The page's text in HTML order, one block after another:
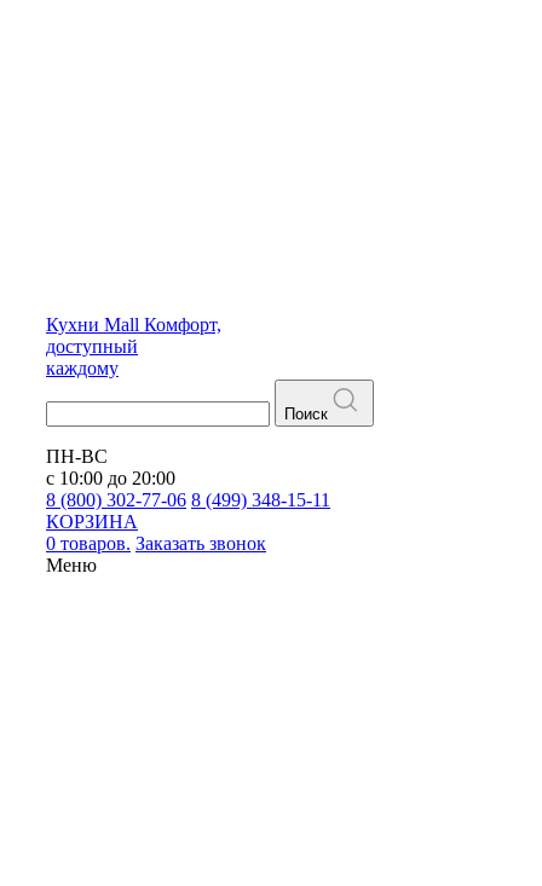
Кухни Mall Комфорт,
доступный
каждому
Поиск
ПН-ВС
с 10:00 до 20:00
8 (800) 302-77-06 8 (499) 348-15-11
КОРЗИНА
0 товаров. Заказать звонок
Меню